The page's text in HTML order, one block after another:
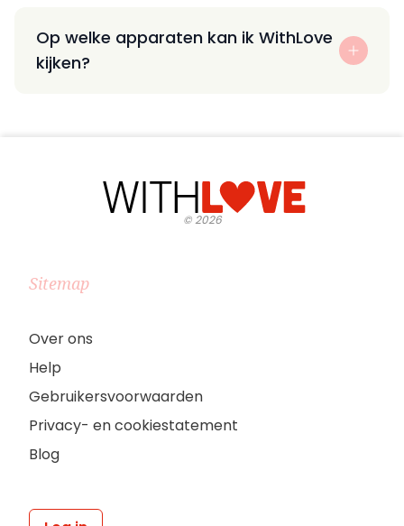
Op welke apparaten kan ik WithLove
kijken?
©2026
Sitemap
Over ons
Help
Gebruikersvoorwaarden
Privacy- en cookiestatement
Blog